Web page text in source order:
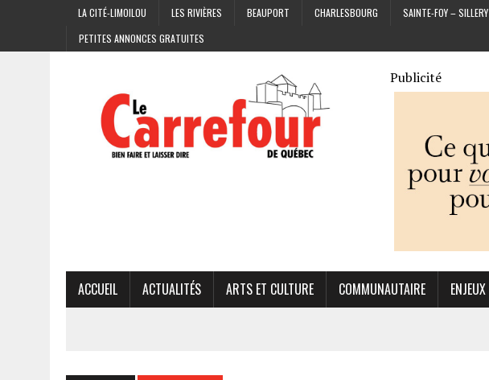
LA CITÉ-LIMOILOU LES RIVIÈRES BEAUPORT CHARLESBOURG
SAINTE-FOY – SILLERY
PETITES ANNONCES GRATUITES
Publicité
ACCUEIL ACTUALITÉS ARTS ET CULTURE COMMUNAUTAIRE ENJEUX